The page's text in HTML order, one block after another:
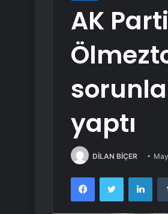
AK
yaptı
DİLAN BİÇER
FacebookTwitter